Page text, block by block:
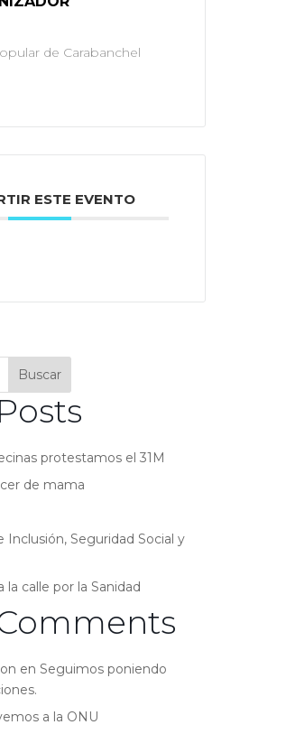
de Carabanchel
ESTE EVENTO
Buscar
protestamos el 31M
de mama
Inclusión, Seguridad Social y
la calle por la Sanidad
enSeguimos poniendo
a la ONU